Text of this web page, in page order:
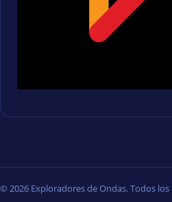
© 2026 Exploradores de Ondas. Todos